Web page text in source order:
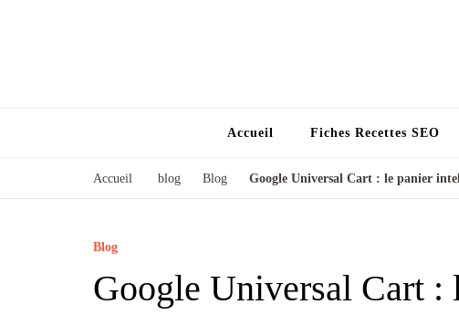
Accueil Fiches Recettes SEO
Accueil blog Blog Google Universal Cart : le panier
Blog
Google Universal Cart